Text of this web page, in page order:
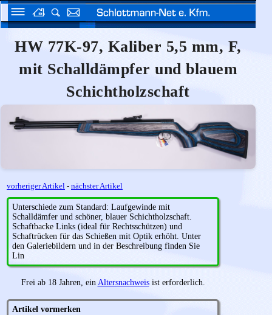
HW 77K-97, Kaliber 5,5 mm, F,
mit Schalldämpfer und blauem
Schichtholzschaft
vorheriger Artikel - nächster Artikel
Unterschiede zum Standard: Laufgewinde mit
Schalldämfer und schöner, blauer Schichtholzschaft.
Schaftbacke Links (ideal für Rechtsschützen) und
Schaftrücken für das Schießen mit Optik erhöht. Unter
den Galeriebildern und in der Beschreibung finden Sie
Lin
Frei ab 18 Jahren, ein Altersnachweisist erforderlich.
Artikel vormerken